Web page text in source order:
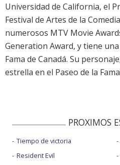
Universidad de California, el
Festival de Artes de la
numerosos MTV Movie
Generation Award, y tiene
Fama de Canadá. Su
estrella en el Paseo de la
PROXIMOS
Tiempo de victoria
Resident Evil